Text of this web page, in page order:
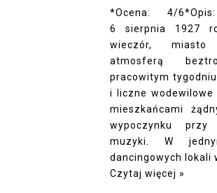
*Ocena: 4/
6 sierpnia 1927
wieczór, miasto
atmosferą
pracowitym
i liczne wodewilowe
mieszkańcami
wypoczynku przy
muzyki. W
dancingowych lokali
Czytaj więcej »